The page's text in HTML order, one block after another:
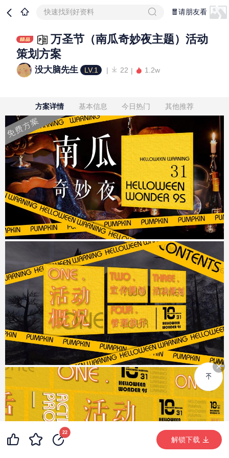
快速找到好资料 🧧请朋友看
万圣节（南瓜奇妙夜主题）活动
策划方案
没大脑先生 LV.1 22 1.2w
方案详情 基本信息 今日热门 其他推荐
99+
解锁下载 (910次)
22
解锁下载